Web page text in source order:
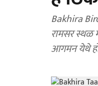
Bakhira
रामसर स्थळ
आगमन येथे